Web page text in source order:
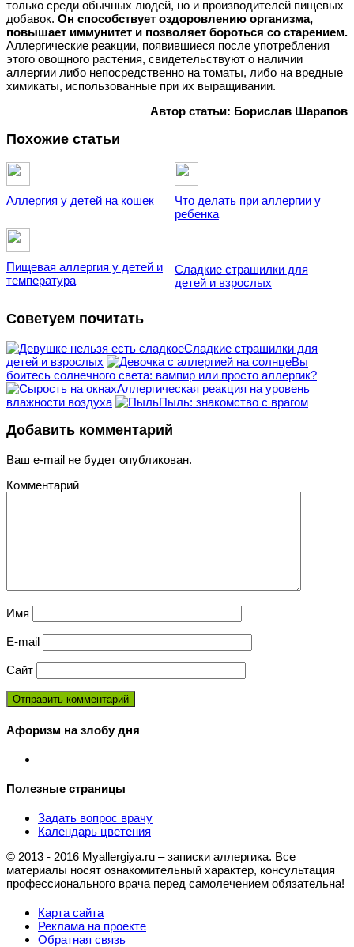
только среди обычных людей, но и производителей пищевых
добавок. Он способствует оздоровлению организма,
повышает иммунитет и позволяет бороться со старением.
Аллергические реакции, появившиеся после употребления
этого овощного растения, свидетельствуют о наличии
аллергии либо непосредственно на томаты, либо на вредные
химикаты, использованные при их выращивании.
Автор статьи: Борислав Шарапов
Похожие статьи
Аллергия у детей на кошек
Что делать при аллергии у
ребенка
Пищевая аллергия у детей и
температура
Сладкие страшилки для
детей и взрослых
Советуем почитать
Сладкие страшилки для
детей и взрослых
Вы
боитесь солнечного света: вампир или просто аллергик?
Аллергическая реакция на уровень
влажности воздуха
Пыль: знакомство с врагом
Добавить комментарий
Ваш e-mail не будет опубликован.
Комментарий
Имя
E-mail
Сайт
Афоризм на злобу дня
Полезные страницы
Задать вопрос врачу
Календарь цветения
© 2013 - 2016 Myallergiya.ru – записки аллергика. Все
материалы носят ознакомительный характер, консультация
профессионального врача перед самолечением обязательна!
Карта сайта
Реклама на проекте
Обратная связь